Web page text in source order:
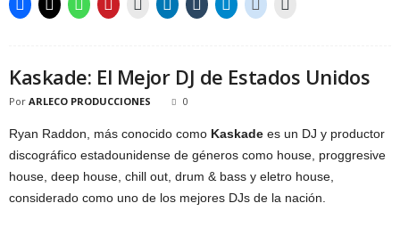
Kaskade: El Mejor DJ de Estados Unidos
Por ARLECO PRODUCCIONES 0
Ryan Raddon, más conocido como Kaskade es un DJ y productor
discográfico estadounidense de géneros como house, proggresive
house, deep house, chill out, drum & bass y eletro house,
considerado como uno de los mejores DJs de la nación.